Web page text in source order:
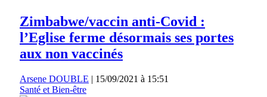
Zimbabwe/vaccin anti-Covid :
l’Eglise ferme désormais ses portes
aux non vaccinés
Arsene DOUBLE | 15/09/2021 à 15:51
Santé et Bien-être